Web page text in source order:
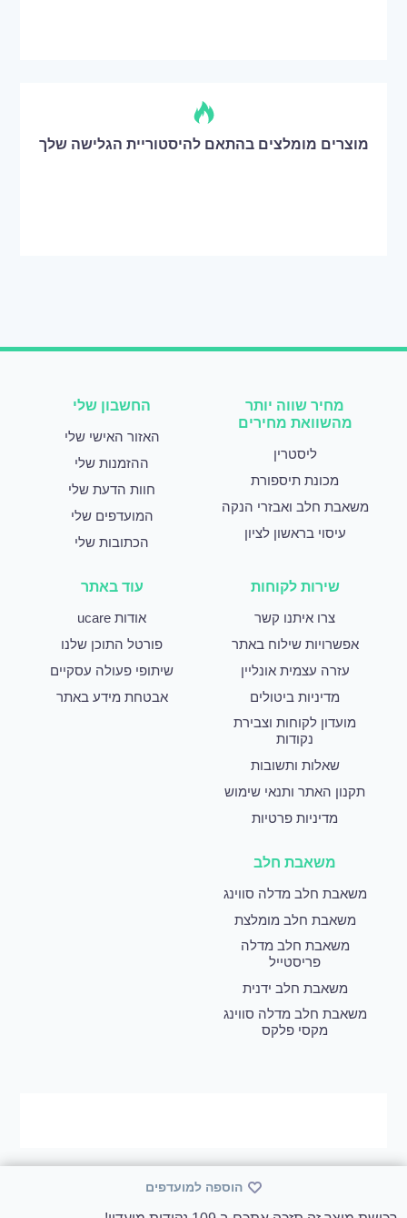
הוספה למועדפים
מוצרים מומלצים בהתאם להיסטוריית הגלישה שלך
מחיר שווה יותר
מהשוואת מחירים
ליסטרין
מכונת תיספורת
משאבת חלב ואבזרי הנקה
עיסוי בראשון לציון
החשבון שלי
האזור האישי שלי
ההזמנות שלי
חוות הדעת שלי
המועדפים שלי
הכתובות שלי
שירות לקוחות
צרו איתנו קשר
אפשרויות שילוח באתר
עזרה עצמית אונליין
מדיניות ביטולים
מועדון לקוחות וצבירת
נקודות
שאלות ותשובות
תקנון האתר ותנאי שימוש
מדיניות פרטיות
עוד באתר
אודות ucare
פורטל התוכן שלנו
שיתופי פעולה עסקיים
אבטחת מידע באתר
משאבת חלב
משאבת חלב מדלה סווינג
משאבת חלב מומלצת
משאבת חלב מדלה
פריסטייל
משאבת חלב ידנית
משאבת חלב מדלה סווינג
מקסי פלקס